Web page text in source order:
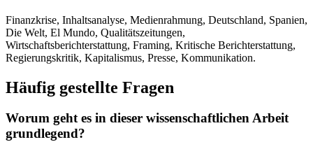
Finanzkrise, Inhaltsanalyse, Medienrahmung, Deutschland, Spanien,
Die Welt, El Mundo, Qualitätszeitungen,
Wirtschaftsberichterstattung, Framing, Kritische Berichterstattung,
Regierungskritik, Kapitalismus, Presse, Kommunikation.
Häufig gestellte Fragen
Worum geht es in dieser wissenschaftlichen Arbeit
grundlegend?